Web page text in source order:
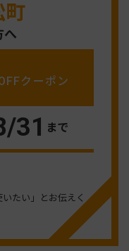
町
へ
クーポン
31 まで
たい」とお伝えく